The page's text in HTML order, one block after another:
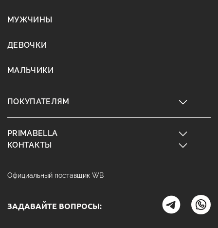
МУЖЧИНЫ
ДЕВОЧКИ
МАЛЬЧИКИ
ПОКУПАТЕЛЯМ
PRIMABELLA
КОНТАКТЫ
Официальный поставщик WB
ЗАДАВАЙТЕ ВОПРОСЫ: